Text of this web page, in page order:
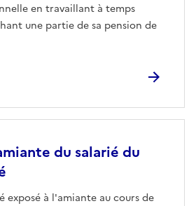
en travaillant à temps
une partie de sa pension de
du salarié du
exposé à l'amiante au cours de